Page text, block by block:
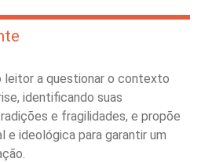
leitor a questionar o contexto
identificando suas
e fragilidades, e propõe
e ideológica para garantir um